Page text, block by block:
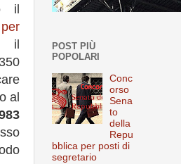
il
il
al
POST PIÙ
POPOLARI
Conc
orso
Sena
to
della
Repu
bblica per posti di
segretario